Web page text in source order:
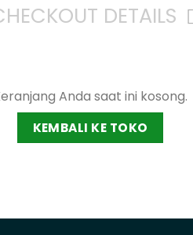
DETAILS
Anda saat ini kosong.
KEMBALI KE TOKO